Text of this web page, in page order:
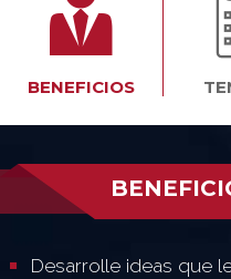
BENEFICIOS
Desarrolle ideas que